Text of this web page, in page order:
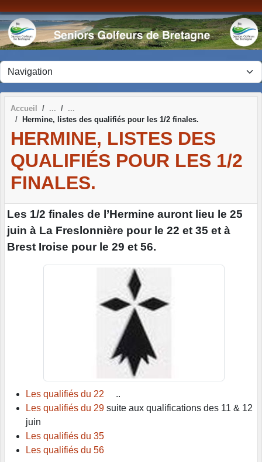
Accueil
Hermine, listes des qualifiés pour les 1/2 finales.
HERMINE, LISTES DES
QUALIFIÉS POUR LES 1/2
FINALES.
Les 1/2 finales de l’Hermine auront lieu le 25
juin à La Freslonnière pour le 22 et 35 et à
Brest Iroise pour le 29 et 56.
Les qualifiés du 22 ..
Les qualifiés du 29 suite aux qualifications des 11 & 12
juin
Les qualifiés du 35
Les qualifiés du 56